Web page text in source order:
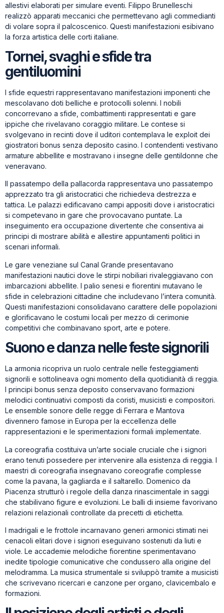
allestivi elaborati per simulare eventi. Filippo Brunelleschi
realizzò apparati meccanici che permettevano agli commedianti
di volare sopra il palcoscenico. Questi manifestazioni esibivano
la forza artistica delle corti italiane.
Tornei, svaghi e sfide tra
gentiluomini
I sfide equestri rappresentavano manifestazioni imponenti che
mescolavano doti belliche e protocolli solenni. I nobili
concorrevano a sfide, combattimenti rappresentati e gare
ippiche che rivelavano coraggio militare. Le contese si
svolgevano in recinti dove il uditori contemplava le exploit dei
giostratori bonus senza deposito casino. I contendenti vestivano
armature abbellite e mostravano i insegne delle gentildonne che
veneravano.
Il passatempo della pallacorda rappresentava uno passatempo
apprezzato tra gli aristocratici che richiedeva destrezza e
tattica. Le palazzi edificavano campi appositi dove i aristocratici
si competevano in gare che provocavano puntate. La
inseguimento era occupazione divertente che consentiva ai
principi di mostrare abilità e allestire appuntamenti politici in
scenari informali.
Le gare veneziane sul Canal Grande presentavano
manifestazioni nautici dove le stirpi nobiliari rivaleggiavano con
imbarcazioni abbellite. I palio senesi e fiorentini mutavano le
sfide in celebrazioni cittadine che includevano l’intera comunità.
Questi manifestazioni consolidavano carattere delle popolazioni
e glorificavano le costumi locali per mezzo di cerimonie
competitivi che combinavano sport, arte e potere.
Suono e danza nelle feste signorili
La armonia ricopriva un ruolo centrale nelle festeggiamenti
signorili e sottolineava ogni momento della quotidianità di reggia.
I principi bonus senza deposito conservavano formazioni
melodici continuativi composti da coristi, musicisti e compositori.
Le ensemble sonore delle regge di Ferrara e Mantova
divennero famose in Europa per la eccellenza delle
rappresentazioni e le sperimentazioni formali implementate.
La coreografia costituiva un’arte sociale cruciale che i signori
erano tenuti possedere per intervenire alla esistenza di reggia. I
maestri di coreografia insegnavano coreografie complesse
come la pavana, la gagliarda e il saltarello. Domenico da
Piacenza strutturò i regole della danza rinascimentale in saggi
che stabilivano figure e evoluzioni. Le balli di insieme favorivano
relazioni relazionali controllate da precetti di etichetta.
I madrigali e le frottole incarnavano generi armonici stimati nei
cenacoli elitari dove i signori eseguivano sostenuti da liuti e
viole. Le accademie melodiche fiorentine sperimentavano
inedite tipologie comunicative che condussero alla origine del
melodramma. La musica strumentale si sviluppò tramite a musicisti
che scrivevano ricercari e canzone per organo, clavicembalo e
formazioni.